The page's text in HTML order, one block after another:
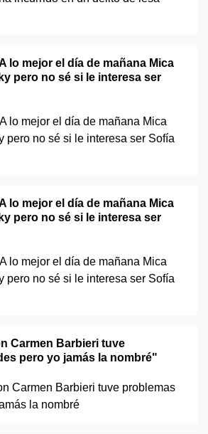
lo mejor el día de mañana Mica
pero no sé si le interesa ser
lo mejor el día de mañana Mica
pero no sé si le interesa ser
Carmen Barbieri tuve
pero yo jamás la nombré"